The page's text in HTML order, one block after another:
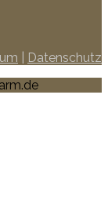
Datenschutz